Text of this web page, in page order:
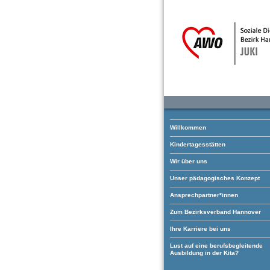
Willkommen
Kindertagesstätten
Wir über uns
Unser pädagogisches Konzept
Ansprechpartner*innen
Zum Bezirksverband Hannover
Ihre Karriere bei uns
Lust auf eine berufsbegleitende
Ausbildung in der Kita?